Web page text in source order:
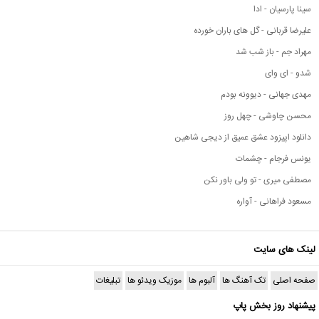
سینا پارسیان - ادا
علیرضا قربانی - گل های باران خورده
مهراد جم - باز شب شد
شدو - ای وای
مهدی جهانی - دیوونه بودم
محسن چاوشی - چهل روز
دانلود اپیزود عشق عمیق از دیجی شاهین
یونس فرجام - چشمات
مصطفی میری - تو ولی باور نکن
مسعود فراهانی - آواره
لینک های سایت
صفحه اصلی تک آهنگ ها آلبوم ها موزیک ویدئو ها تبلیغات
پیشنهاد روز بخش پاپ